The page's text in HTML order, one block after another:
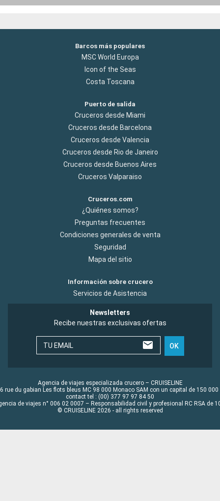
Barcos más populares
MSC World Europa
Icon of the Seas
Costa Toscana
Puerto de salida
Cruceros desde Miami
Cruceros desde Barcelona
Cruceros desde Valencia
Cruceros desde Rio de Janeiro
Cruceros desde Buenos Aires
Cruceros Valparaiso
Cruceros.com
¿Quiénes somos?
Preguntas frecuentes
Condiciones generales de venta
Seguridad
Mapa del sitio
Información sobre crucero
Servicios de Asistencia
Newsletters
Recibe nuestras exclusivas ofertas
TU EMAIL OK
Agencia de viajes especializada crucero – CRUISELINE
rue du gabian Les flots bleus MC 98 000 Monaco SAM con un capital de 150 000
contact tel : (00) 377 97 97 84 50
de viajes n° 006 02 0007 – Responsabilidad civil y profesional RC RSA de
© CRUISELINE 2026 - all rights reserved